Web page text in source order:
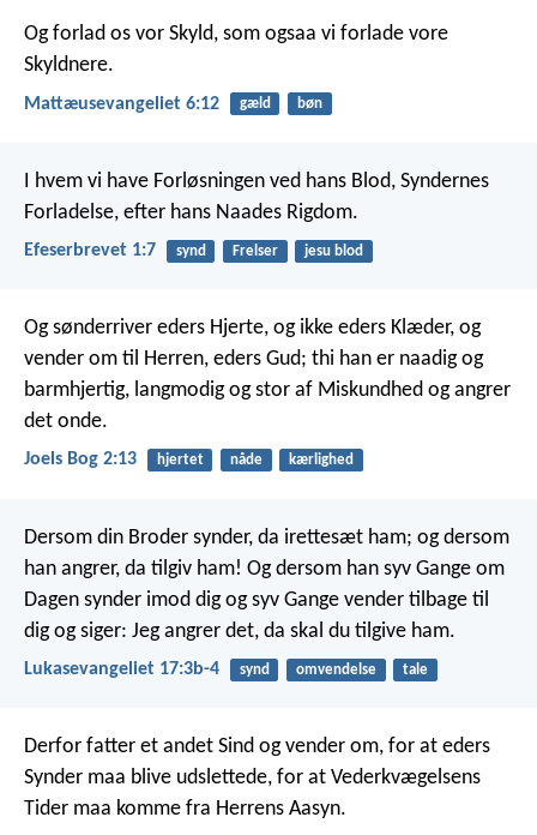
Og forlad os vor Skyld, som ogsaa vi forlade vore
Skyldnere.
Mattæusevangeliet 6:12 gæld bøn
I hvem vi have Forløsningen ved hans Blod, Syndernes
Forladelse, efter hans Naades Rigdom.
Efeserbrevet 1:7 synd Frelser jesu blod
Og sønderriver eders Hjerte, og ikke eders Klæder, og
vender om til Herren, eders Gud; thi han er naadig og
barmhjertig, langmodig og stor af Miskundhed og angrer
det onde.
Joels Bog 2:13 hjertet nåde kærlighed
Dersom din Broder synder, da irettesæt ham; og dersom
han angrer, da tilgiv ham! Og dersom han syv Gange om
Dagen synder imod dig og syv Gange vender tilbage til
dig og siger: Jeg angrer det, da skal du tilgive ham.
Lukasevangeliet 17:3b-4 synd omvendelse tale
Derfor fatter et andet Sind og vender om, for at eders
Synder maa blive udslettede, for at Vederkvægelsens
Tider maa komme fra Herrens Aasyn.